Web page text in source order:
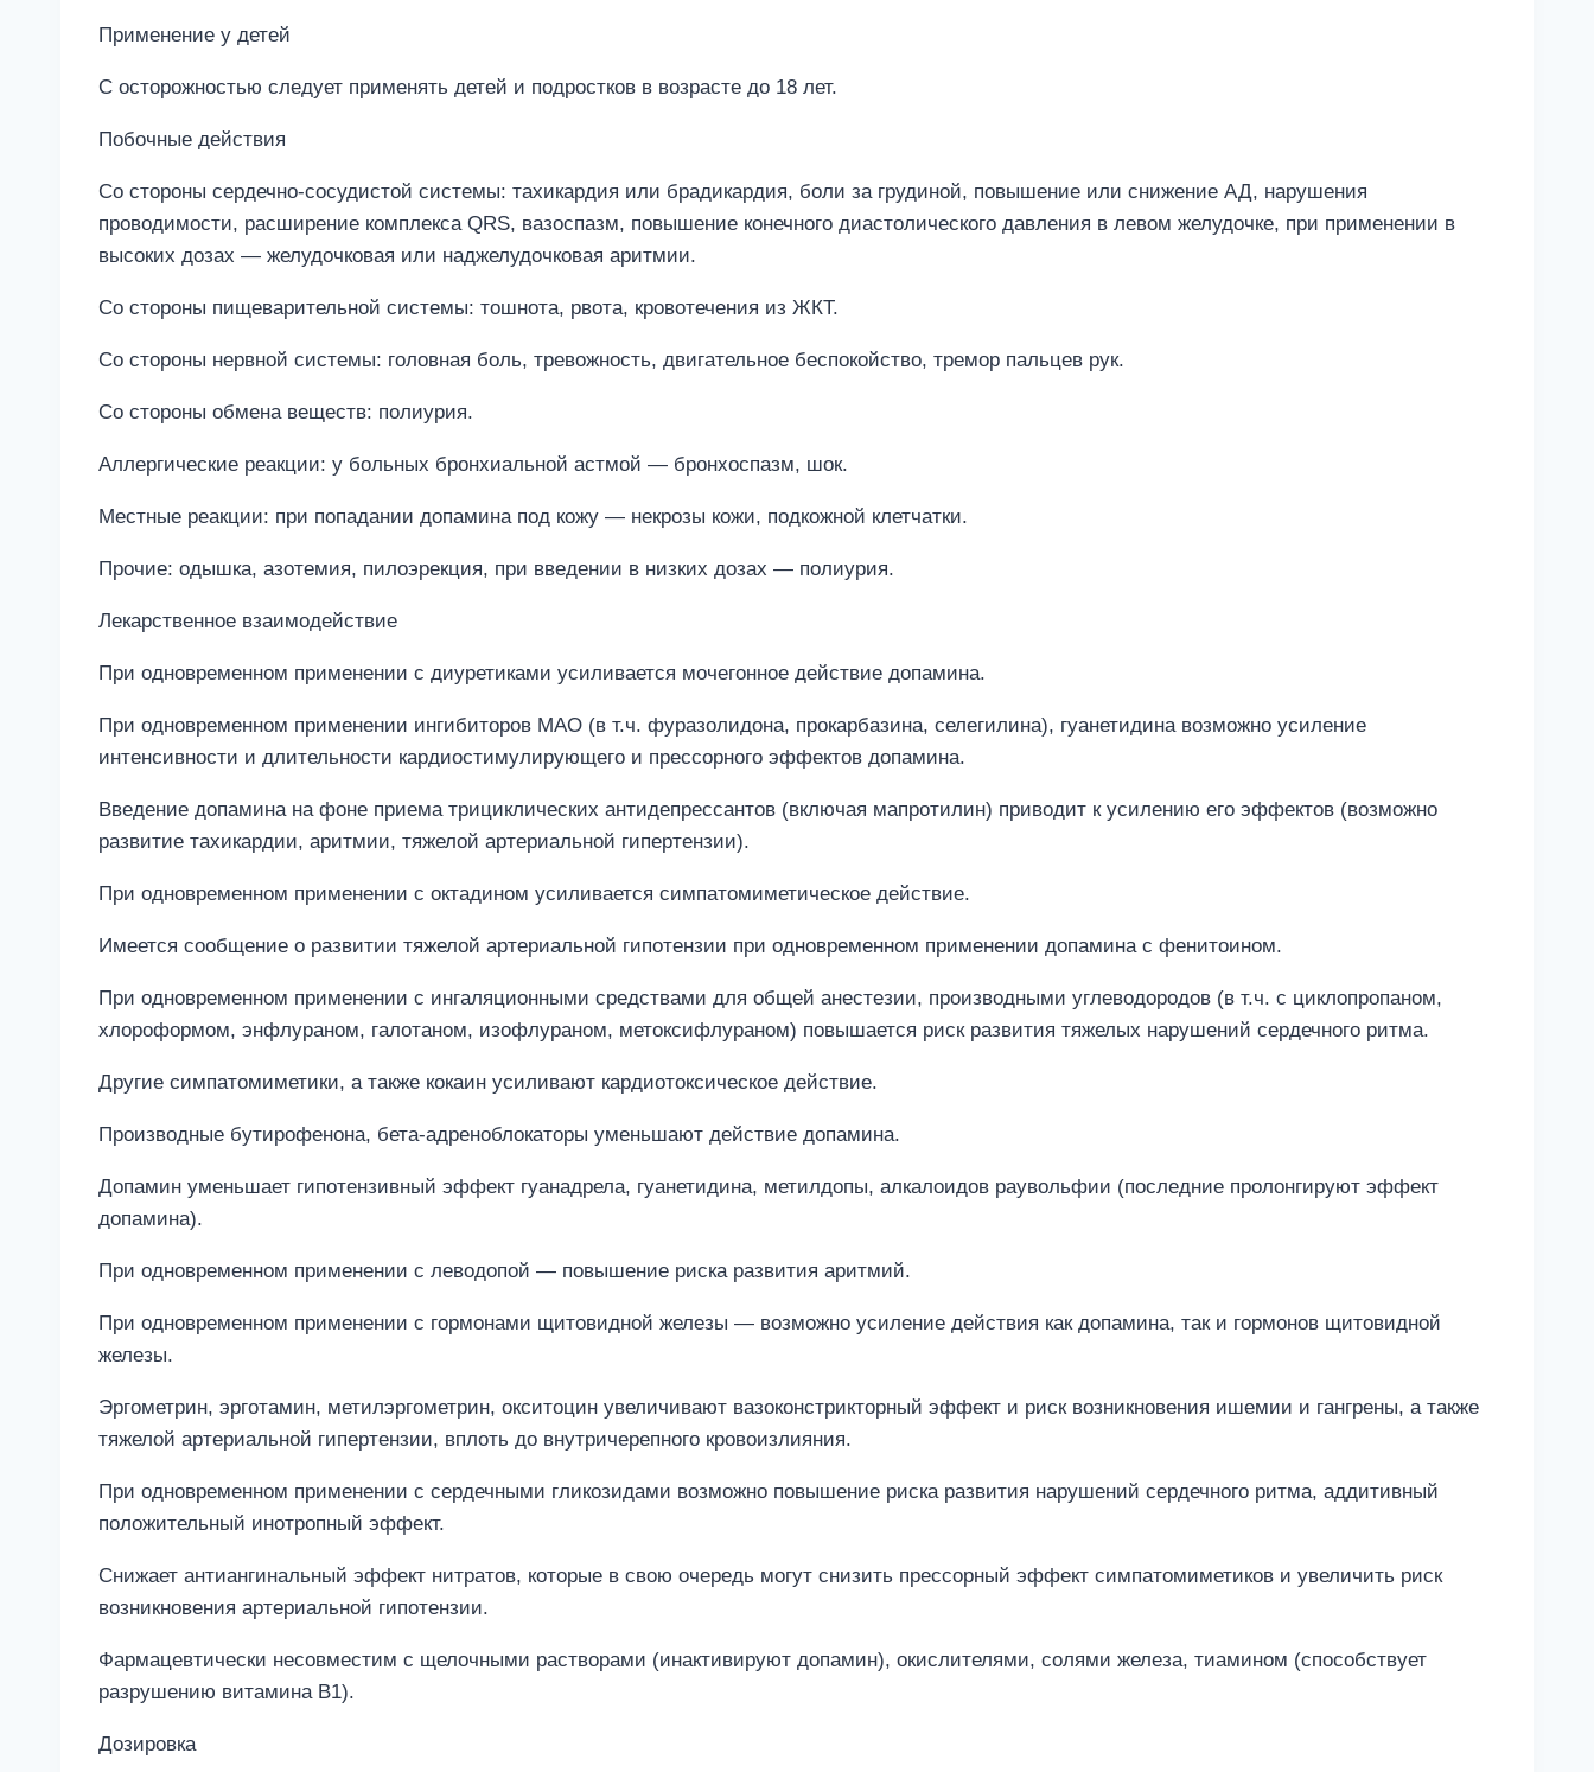
Применение у детей
C осторожностью следует применять детей и подростков в возрасте до 18 лет.
Побочные действия
Со стороны сердечно-сосудистой системы: тахикардия или брадикардия, боли за грудиной, повышение или снижение АД, нарушения
проводимости, расширение комплекса QRS, вазоспазм, повышение конечного диастолического давления в левом желудочке, при применении в
высоких дозах — желудочковая или наджелудочковая аритмии.
Со стороны пищеварительной системы: тошнота, рвота, кровотечения из ЖКТ.
Со стороны нервной системы: головная боль, тревожность, двигательное беспокойство, тремор пальцев рук.
Со стороны обмена веществ: полиурия.
Аллергические реакции: у больных бронхиальной астмой — бронхоспазм, шок.
Местные реакции: при попадании допамина под кожу — некрозы кожи, подкожной клетчатки.
Прочие: одышка, азотемия, пилоэрекция, при введении в низких дозах — полиурия.
Лекарственное взаимодействие
При одновременном применении с диуретиками усиливается мочегонное действие допамина.
При одновременном применении ингибиторов МАО (в т.ч. фуразолидона, прокарбазина, селегилина), гуанетидина возможно усиление
интенсивности и длительности кардиостимулирующего и прессорного эффектов допамина.
Введение допамина на фоне приема трициклических антидепрессантов (включая мапротилин) приводит к усилению его эффектов (возможно
развитие тахикардии, аритмии, тяжелой артериальной гипертензии).
При одновременном применении с октадином усиливается симпатомиметическое действие.
Имеется сообщение о развитии тяжелой артериальной гипотензии при одновременном применении допамина с фенитоином.
При одновременном применении с ингаляционными средствами для общей анестезии, производными углеводородов (в т.ч. с циклопропаном,
хлороформом, энфлураном, галотаном, изофлураном, метоксифлураном) повышается риск развития тяжелых нарушений сердечного ритма.
Другие симпатомиметики, а также кокаин усиливают кардиотоксическое действие.
Производные бутирофенона, бета-адреноблокаторы уменьшают действие допамина.
Допамин уменьшает гипотензивный эффект гуанадрела, гуанетидина, метилдопы, алкалоидов раувольфии (последние пролонгируют эффект
допамина).
При одновременном применении с леводопой — повышение риска развития аритмий.
При одновременном применении с гормонами щитовидной железы — возможно усиление действия как допамина, так и гормонов щитовидной
железы.
Эргометрин, эрготамин, метилэргометрин, окситоцин увеличивают вазоконстрикторный эффект и риск возникновения ишемии и гангрены, а также
тяжелой артериальной гипертензии, вплоть до внутричерепного кровоизлияния.
При одновременном применении с сердечными гликозидами возможно повышение риска развития нарушений сердечного ритма, аддитивный
положительный инотропный эффект.
Снижает антиангинальный эффект нитратов, которые в свою очередь могут снизить прессорный эффект симпатомиметиков и увеличить риск
возникновения артериальной гипотензии.
Фармацевтически несовместим с щелочными растворами (инактивируют допамин), окислителями, солями железа, тиамином (способствует
разрушению витамина B1).
Дозировка